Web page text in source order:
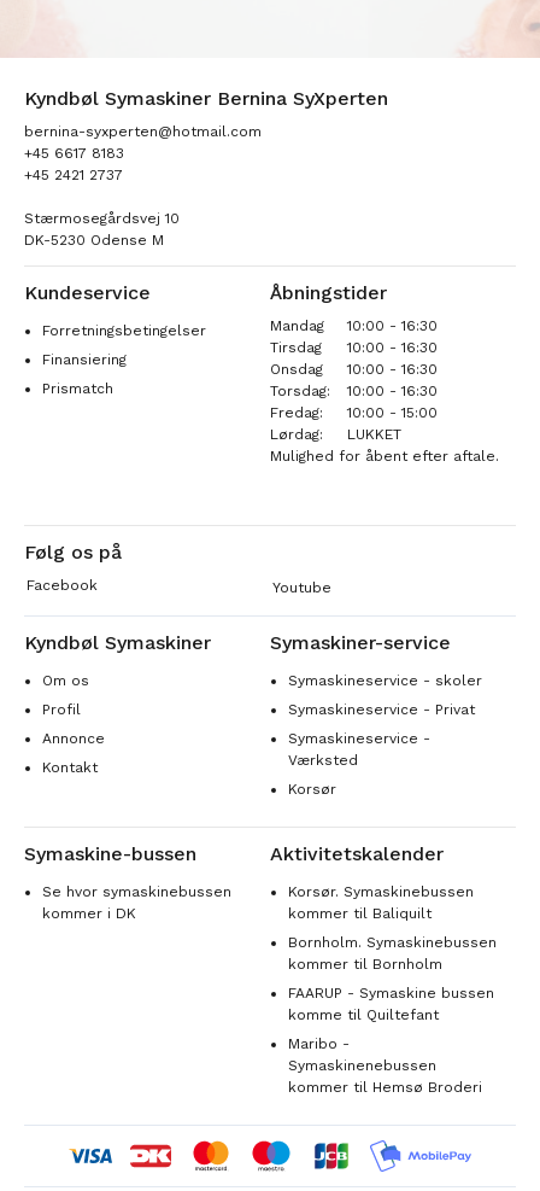
Kyndbøl Symaskiner Bernina SyXperten
bernina-syxperten@hotmail.com
+45 6617 8183
+45 2421 2737
Stærmosegårdsvej 10
DK-5230 Odense M
Kundeservice
Forretningsbetingelser
Finansiering
Prismatch
Åbningstider
Mandag
10:00 - 16:30
Tirsdag
10:00 - 16:30
Onsdag
10:00 - 16:30
Torsdag:
10:00 - 16:30
Fredag:
10:00 - 15:00
Lørdag:
LUKKET
Mulighed for åbent efter aftale.
Følg os på
Facebook Youtube
Kyndbøl Symaskiner
Om os
Profil
Annonce
Kontakt
Symaskiner-service
Symaskineservice - skoler
Symaskineservice - Privat
Symaskineservice -
Værksted
Korsør
Symaskine-bussen
Se hvor symaskinebussen
kommer i DK
Aktivitetskalender
Korsør. Symaskinebussen
kommer til Baliquilt
Bornholm. Symaskinebussen
kommer til Bornholm
FAARUP - Symaskine bussen
komme til Quiltefant
Maribo -
Symaskinenebussen
kommer til Hemsø Broderi